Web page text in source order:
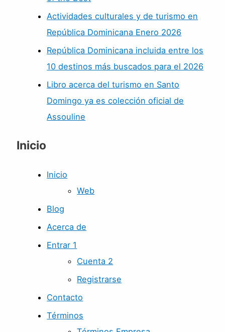
Actividades culturales y de turismo en
República Dominicana Enero 2026
República Dominicana incluida entre los
10 destinos más buscados para el 2026
Libro acerca del turismo en Santo
Domingo ya es colección oficial de
Assouline
Inicio
Inicio
Web
Blog
Acerca de
Entrar 1
Cuenta 2
Registrarse
Contacto
Términos